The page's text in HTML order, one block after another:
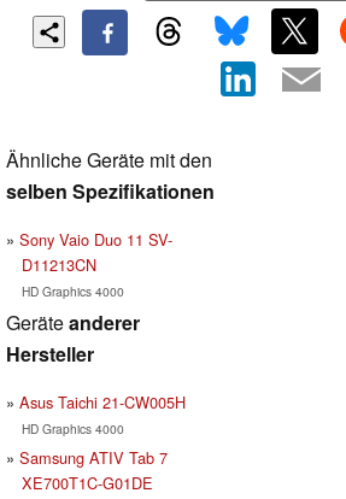
Ähnliche Geräte mit den
selben Spezifikationen
Sony Vaio Duo 11 SV-
D11213CN
HD Graphics 4000
Geräteanderer
Hersteller
Asus Taichi 21-CW005H
HD Graphics 4000
Samsung ATIV Tab 7
XE700T1C-G01DE